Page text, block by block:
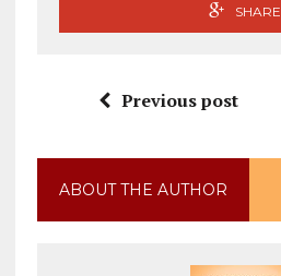
SHARE
Previous post
ABOUT THE AUTHOR